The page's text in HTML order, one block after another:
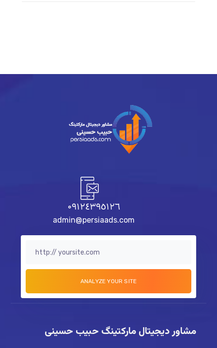
٠٩١٢٤٣٩٥١٢٦
admin@persiaads.com
مشاور دیجیتال مارکتینگ حبیب حسینی